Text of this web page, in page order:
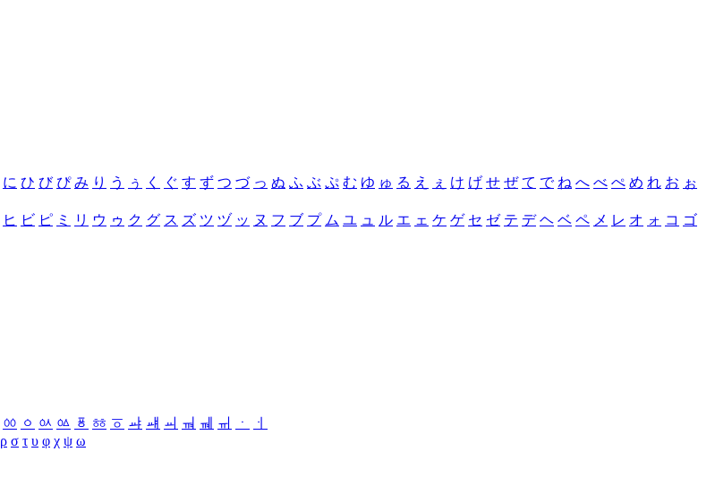
に ひ び ぴ み り う ぅ く ぐ す ず つ づ っ ぬ ふ ぶ ぷ む ゆ ゅ る え ぇ け げ せ ぜ て で ね へ べ ぺ め れ お ぉ
ヒ ビ ピ ミ リ ウ ゥ ク グ ス ズ ツ ヅ ッ ヌ フ ブ プ ム ユ ュ ル エ ェ ケ ゲ セ ゼ テ デ ヘ ベ ペ メ レ オ ォ コ ゴ
ㆀ ㆁ ㆂ ㆃ ㆄ ㆅ ㆆ ㆇ ㆈ ㆉ ㆊ ㆋ ㆌ ㆍ
ㆎ
ρ σ τ υ φ χ ψ ω